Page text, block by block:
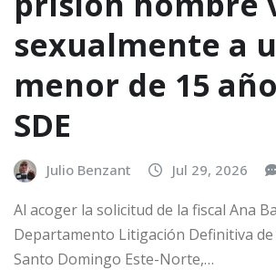
sexualmente a
menor de 15
SDE
Julio Benzant Jul 29, 2026
Al acoger la solicitud de la fiscal Ana
Departamento Litigación Definitiva de
Santo Domingo Este-Norte,…